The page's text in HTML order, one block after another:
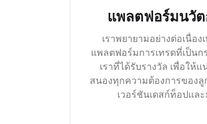
แพลตฟอร์มนวั
เราพยายามอย่างต่อเนื่อ
แพลตฟอร์มการเทรดที่เป็น
เราที่ได้รับรางวัล เพื่อให้แ
สนองทุกความต้องการของลู
เวอร์ชันเดสก์ท็อปแล